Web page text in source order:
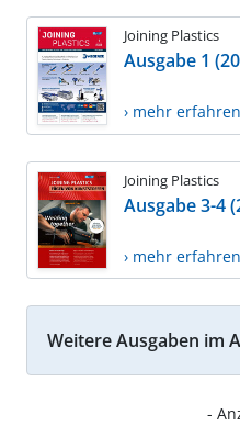
Joining Plastics
Ausgabe 1
› mehr erfahren
Joining Plastics
Ausgabe 3-4
› mehr erfahren
Weitere Ausgaben im
-